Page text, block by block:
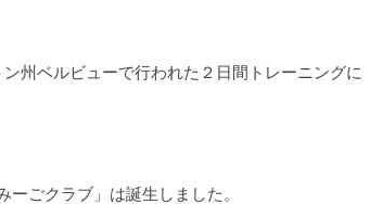
州ベルビューで行われた２日間トレーニングに
ごクラブ」は誕生しました。